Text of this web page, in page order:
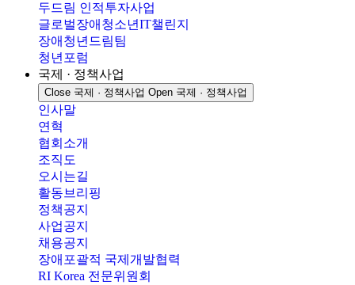
두드림 인적투자사업
글로벌장애청소년IT챌린지
장애청년드림팀
청년포럼
국제 · 정책사업
Close 국제 · 정책사업 Open 국제 · 정책사업
인사말
연혁
협회소개
조직도
오시는길
활동브리핑
정책공지
사업공지
채용공지
장애포괄적 국제개발협력
RI Korea 전문위원회